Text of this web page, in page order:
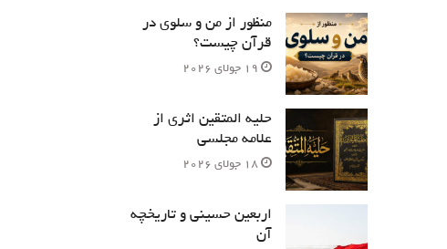
منظور از من و سلوی در
قرآن چیست؟
19 جولای 2026
حلیه المتقین اثری از
علامه مجلسی
18 جولای 2026
اربعین حسینی و تاریخچه
آن